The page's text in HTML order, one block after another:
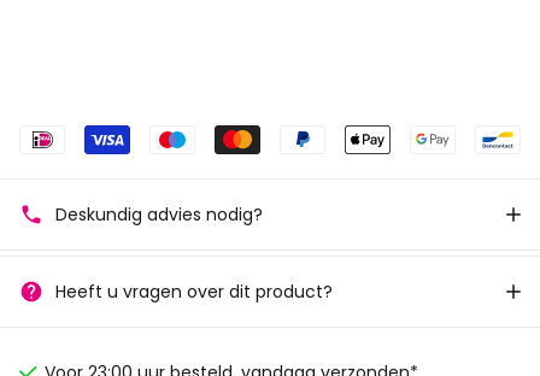
Deskundig advies nodig?
Heeft u vragen over dit product?